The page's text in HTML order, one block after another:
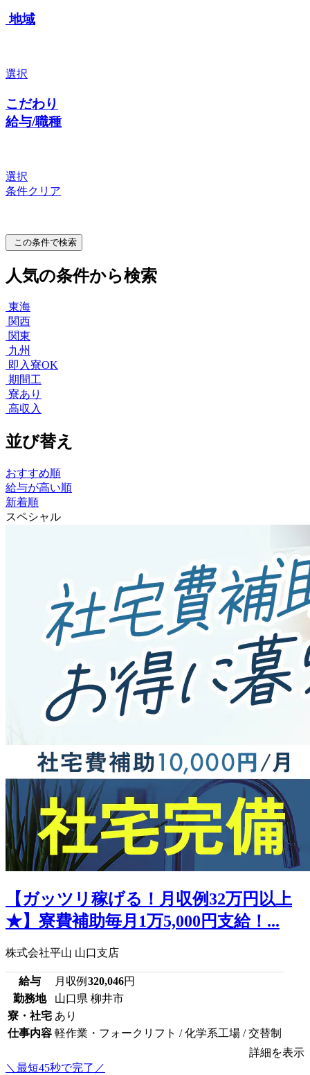
地域
選択
こだわり
給与/職種
選択
条件クリア
この条件で検索
人気の条件から検索
東海
関西
関東
九州
即入寮OK
期間工
寮あり
高収入
並び替え
おすすめ順
給与が高い順
新着順
スペシャル
【ガッツリ稼げる！月収例32万円以上
★】寮費補助毎月1万5,000円支給！...
株式会社平山 山口支店
給与 月収例 320,046円
勤務地
山口県 柳井市
寮・社宅 あり
仕事内容 軽作業・フォークリフト / 化学系工場 / 交替制
詳細を表示
＼最短45秒で完了／